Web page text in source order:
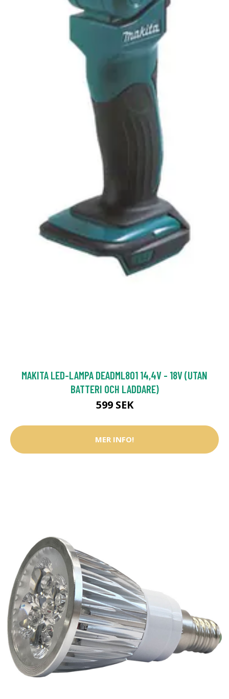
MAKITA LED-LAMPA DEADML801 14,4V - 18V (UTAN
BATTERI OCH LADDARE)
599 SEK
MER INFO!